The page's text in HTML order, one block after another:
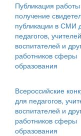
Публикация
получение
публикации в СМИ
педагогов,
воспитателей и
работников сферы
образования
Всероссийские
для педагогов,
воспитателей и
работников сферы
образования